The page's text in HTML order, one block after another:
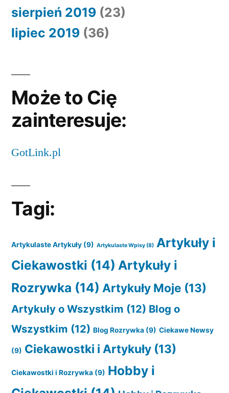
sierpień 2019 (23)
lipiec 2019 (36)
Może to Cię
zainteresuje:
GotLink.pl
Tagi:
Artykulaste Artykuły (9) Artykulaste Wpisy (8) Artykuły i
Ciekawostki (14) Artykuły i
Rozrywka (14) Artykuły Moje (13)
Artykuły o Wszystkim (12) Blog o
Wszystkim (12) Blog Rozrywka (9) Ciekawe Newsy
(9) Ciekawostki i Artykuły (13)
Ciekawostki i Rozrywka (9) Hobby i